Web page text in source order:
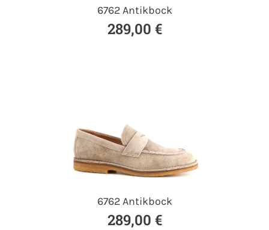
6762 Antikbock
289,00 €
6762 Antikbock
289,00 €